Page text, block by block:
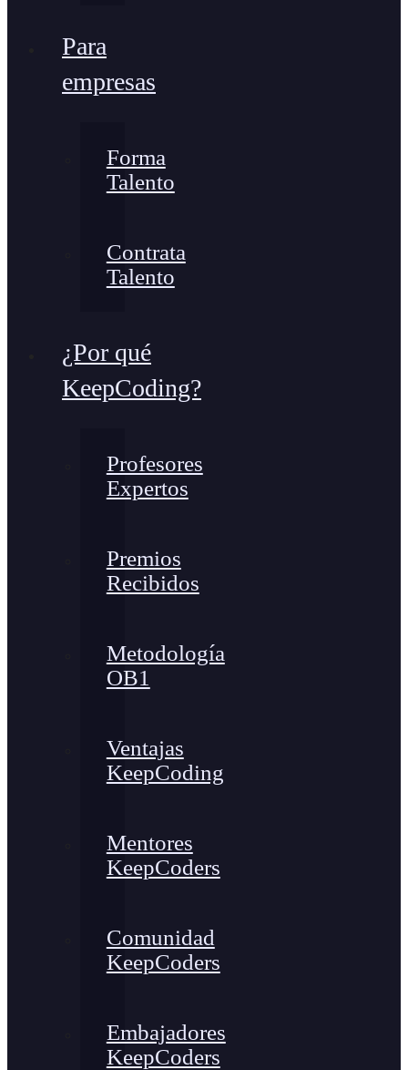
Para
empresas
Forma
Talento
Contrata
Talento
¿Por qué
KeepCoding?
Profesores
Expertos
Premios
Recibidos
Metodología
OB1
Ventajas
KeepCoding
Mentores
KeepCoders
Comunidad
KeepCoders
Embajadores
KeepCoders